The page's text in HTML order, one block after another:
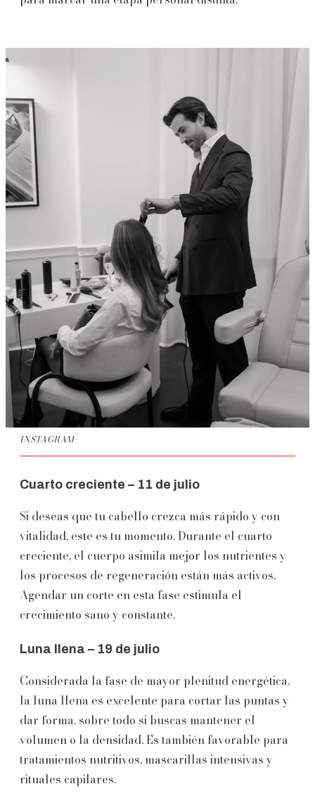
INSTAGRAM
Cuarto creciente – 11 de julio
Si deseas que tu cabello crezca más rápido y con
vitalidad, este es tu momento. Durante el cuarto
creciente, el cuerpo asimila mejor los nutrientes y
los procesos de regeneración están más activos.
Agendar un corte en esta fase estimula el
crecimiento sano y constante.
Luna llena – 19 de julio
Considerada la fase de mayor plenitud energética,
la luna llena es excelente para cortar las puntas y
dar forma, sobre todo si buscas mantener el
volumen o la densidad. Es también favorable para
tratamientos nutritivos, mascarillas intensivas y
rituales capilares.